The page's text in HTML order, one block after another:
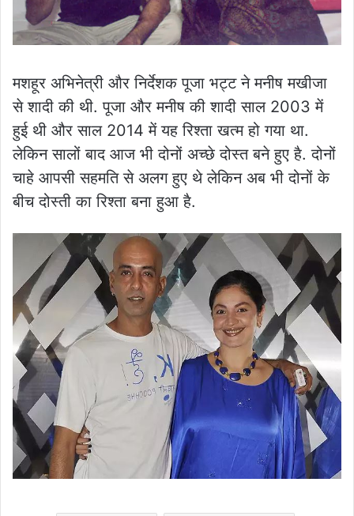
मशहूर अभिनेत्री और निर्देशक पूजा भट्ट ने मनीष मखीजा
से शादी की थी. पूजा और मनीष की शादी साल 2003 में
हुई थी और साल 2014 में यह रिश्ता खत्म हो गया था.
लेकिन सालों बाद आज भी दोनों अच्छे दोस्त बने हुए है. दोनों
चाहे आपसी सहमति से अलग हुए थे लेकिन अब भी दोनों के
बीच दोस्ती का रिश्ता बना हुआ है.